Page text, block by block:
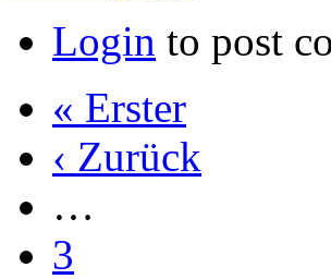
Login to post
« Erster
‹ Zurück
…
3